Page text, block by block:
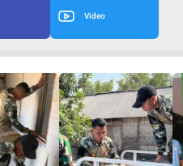
Video